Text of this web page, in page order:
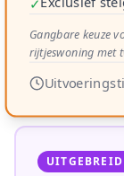
✓
Gangbare keuze
rijtjeswoning met